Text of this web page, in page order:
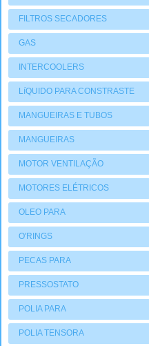
FILTROS SECADORES
GAS
INTERCOOLERS
LíQUIDO PARA CONSTRASTE
MANGUEIRAS E TUBOS
MANGUEIRAS
MOTOR VENTILAÇÃO
MOTORES ELÉTRICOS
OLEO PARA
COMPRESSORES
O'RINGS
PECAS PARA
COMPRESSORES
PRESSOSTATO
POLIA PARA
COMPRESSORES
POLIA TENSORA